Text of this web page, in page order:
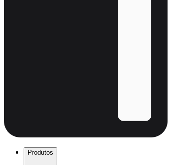
Produtos